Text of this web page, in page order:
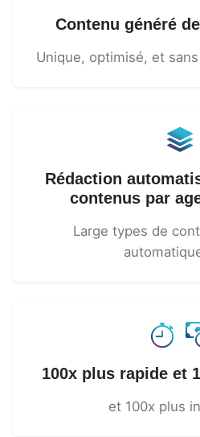
Contenu généré
Unique, optimisé, et
Rédaction
contenus par
Large types de
100x plus rapide et
et 100x plus